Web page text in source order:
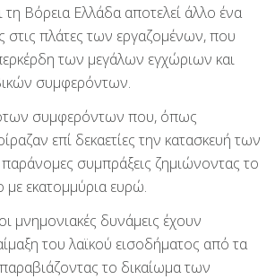
Βόρεια Ελλάδα αποτελεί άλλο ένα
στις πλάτες των εργαζομένων, που
των μεγάλων εγχώριων και
συμφερόντων.
συμφερόντων που, όπως
επί δεκαετίες την κατασκευή των
συμπράξεις ζημιώνοντας το
με εκατομμύρια ευρώ.
μνημονιακές δυνάμεις έχουν
του λαϊκού εισοδήματος από τα
το δικαίωμα των